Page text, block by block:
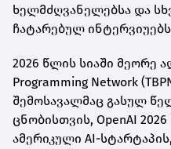
ხელმძღვანელებსა და
ჩატარებულ
2026 წლის სიაში მეორე
Programming Network
შემოსავალმაც გასულ
ცნობისთვის, OpenAI
ამერიკული AI-